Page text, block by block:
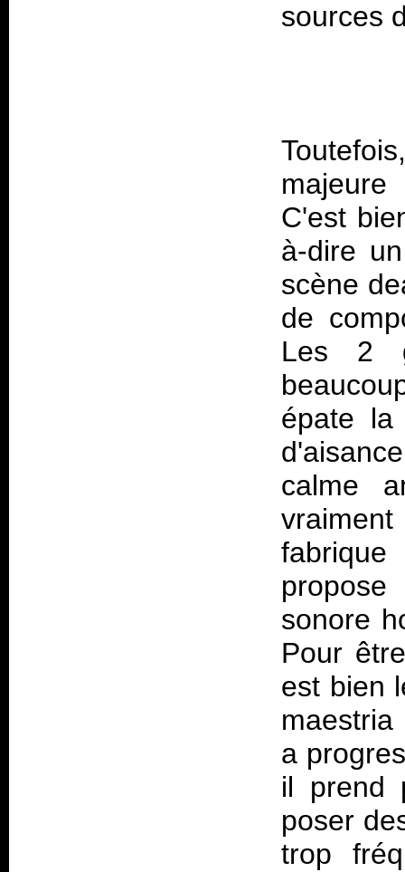
C'est
à-dire
scène
de
Les 2
épate la
calme
sonore
Pour
est bien
a
il prend
poser
trop